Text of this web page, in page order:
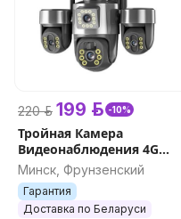
естьвсё.бел
220 р. 199 р. -10%
Тройная Камера
Видеонаблюдения 4G
Yoosee D80 (3 объектива,
поворотная, солнечная
панель - 1/2 шт)
Минск, Фрунзенский
Гарантия
Доставка по Беларуси